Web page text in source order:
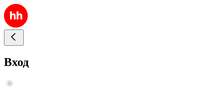
Вход